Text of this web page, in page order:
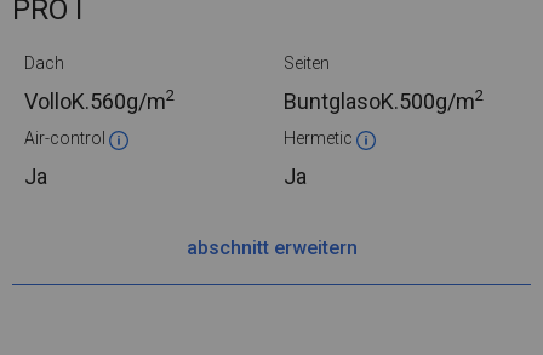
PRO I
Dach
VolloK.560g/m2
Seiten
BuntglasoK.500g/m2
Air-control
Ja
Hermetic
Ja
abschnitt erweitern